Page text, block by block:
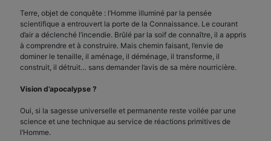
Terre, objet de conquête : l’Homme illuminé par la pensée
scientifique a entrouvert la porte de la Connaissance. Le courant
d’air a déclenché l’incendie. Brûlé par la soif de connaître, il a appris
à comprendre et à construire. Mais chemin faisant, l’envie de
dominer le tenaille, il aménage, il déménage, il transforme, il
construit, il détruit… sans demander l’avis de sa mère nourricière.
Vision d’apocalypse ?
Oui, si la sagesse universelle et permanente reste voilée par une
science et une technique au service de réactions primitives de
l’Homme.